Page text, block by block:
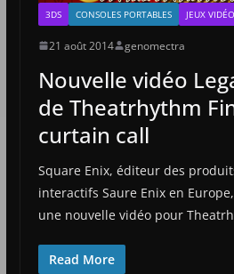
3DS CONSOLES PORTABLES JEUX VIDÉO
21 août 2014 genomectra
Nouvelle vidéo
de Theatrhythm
curtain call
Square Enix, éditeur des
interactifs Saure Enix en
une nouvelle vidéo pour
Read More